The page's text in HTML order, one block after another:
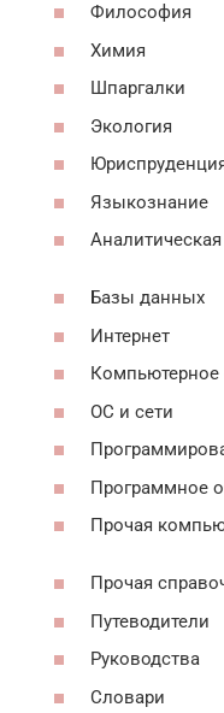
Философия
Химия
Шпаргалки
Экология
Языкознание
Базы данных
Интернет
Компьютерное
ОС и сети
Программное
Прочая
Прочая
Путеводители
Руководства
Словари